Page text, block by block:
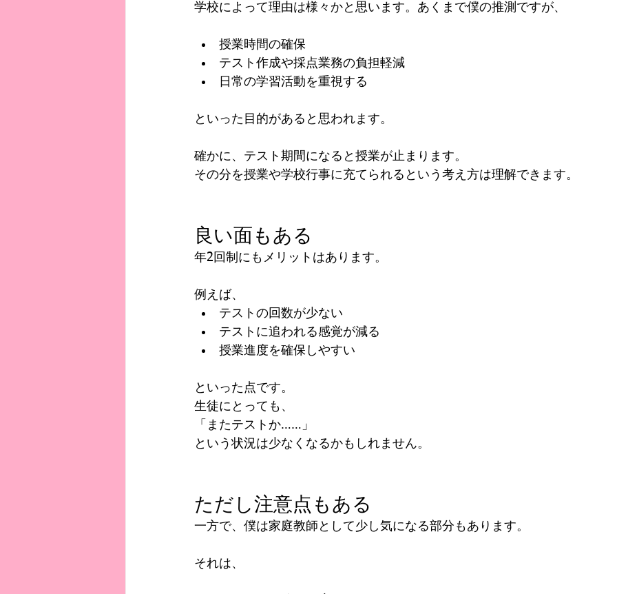
学校によって理由は様々かと思います。あくまで僕の推測ですが、
授業時間の確保
テスト作成や採点業務の負担軽減
日常の学習活動を重視する
といった目的があると思われます。
確かに、テスト期間になると授業が止まります。
その分を授業や学校行事に充てられるという考え方は理解できます。
良い面もある
年2回制にもメリットはあります。
例えば、
テストの回数が少ない
テストに追われる感覚が減る
授業進度を確保しやすい
といった点です。
生徒にとっても、
「またテストか……」
という状況は少なくなるかもしれません。
ただし注意点もある
一方で、僕は家庭教師として少し気になる部分もあります。
それは、